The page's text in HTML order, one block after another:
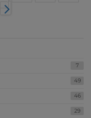
7
49
46
29